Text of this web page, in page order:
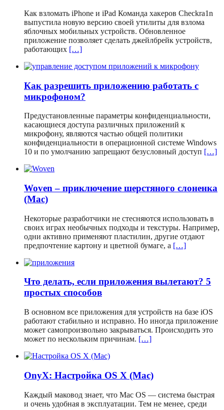
Как взломать iPhone и iPad Команда хакеров Checkra1n
выпустила новую версию своей утилиты для взлома
яблочных мобильных устройств. Обновленное
приложение позволяет сделать джейлбрейк устройств,
работающих […]
Как разрешить приложению работать с
микрофоном?
Предустановленные параметры конфиденциальности,
касающиеся доступа различных приложений к
микрофону, являются частью общей политики
конфиденциальности в операционной системе Windows
10 и по умолчанию запрещают безусловный доступ […]
Woven – приключение шерстяного слоненка
(Mac)
Некоторые разработчики не стесняются использовать в
своих играх необычных подходы и текстуры. Например,
одни активно применяют пластилин, другие отдают
предпочтение картону и цветной бумаге, а […]
Что делать, если приложения вылетают? 5
простых способов
В основном все приложения для устройств на базе iOS
работают стабильно и исправно. Но иногда приложение
может самопроизвольно закрываться. Происходить это
может по нескольким причинам. […]
OnyX: Настройка OS X (Mac)
Каждый маковод знает, что Mac OS — система быстрая
и очень удобная в эксплуатации. Тем не менее, среди